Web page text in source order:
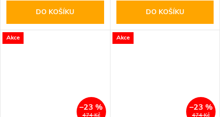
DO KOŠÍKU DO KOŠÍKU
Akce
474 Kč
–23 %
Akce
474 Kč
–23 %